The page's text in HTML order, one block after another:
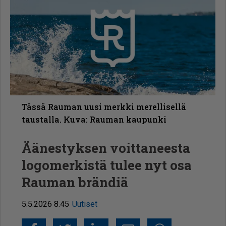
Tässä Rauman uusi merkki merellisellä
taustalla. Kuva: Rauman kaupunki
Äänestyksen voittaneesta
logomerkistä tulee nyt osa
Rauman brändiä
5.5.2026 8.45 Uutiset